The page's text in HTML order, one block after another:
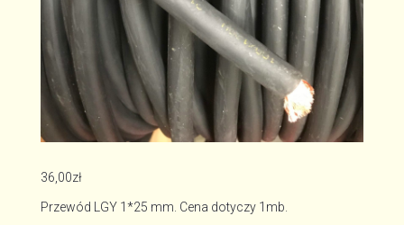
36,00zł
Przewód LGY 1*25 mm. Cena dotyczy 1mb.